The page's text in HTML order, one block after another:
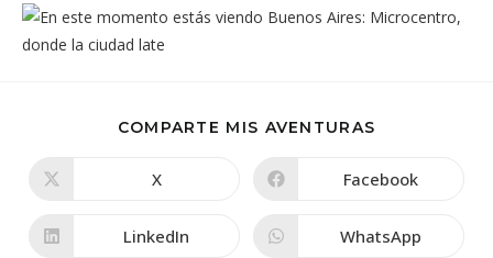
COMPARTE MIS AVENTURAS
CONTENIDO
una
nueva
X Se
una
nueva
Facebook
Se
LinkedIn Se
WhatsApp